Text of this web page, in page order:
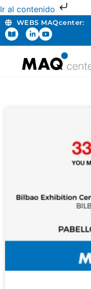
Ir al contenido
WEBS MAQcenter: